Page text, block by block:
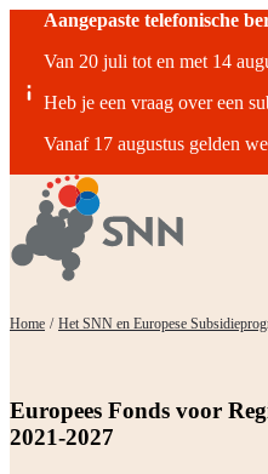
Aangepaste telefonische
Van 20 juli tot en met 14
Heb je een vraag over een
Vanaf 17 augustus gelden
Home / Het SNN en Europese
Europees Fonds voor
2021-2027